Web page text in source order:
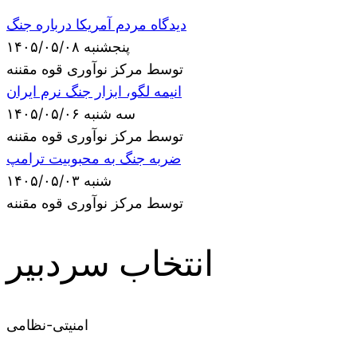
دیدگاه مردم آمریکا درباره جنگ
پنجشنبه ۱۴۰۵/۰۵/۰۸
توسط مرکز نوآوری قوه مقننه
انیمه لگو، ابزار جنگ نرم ایران
سه شنبه ۱۴۰۵/۰۵/۰۶
توسط مرکز نوآوری قوه مقننه
ضربه جنگ به محبوبیت ترامپ
شنبه ۱۴۰۵/۰۵/۰۳
توسط مرکز نوآوری قوه مقننه
انتخاب سردبیر
امنیتی-نظامی